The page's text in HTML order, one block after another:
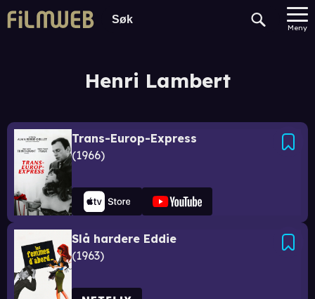
Meny
Henri Lambert
Trans-Europ-Express
1966
Slå hardere Eddie
1963